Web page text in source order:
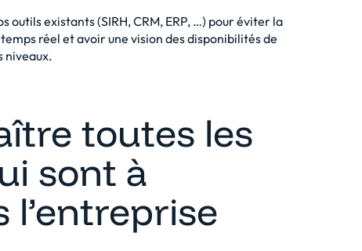
existants (SIRH, CRM, ERP, …) pour éviter la
réel et avoir une vision des disponibilités de
niveaux.
toutes les
sont à